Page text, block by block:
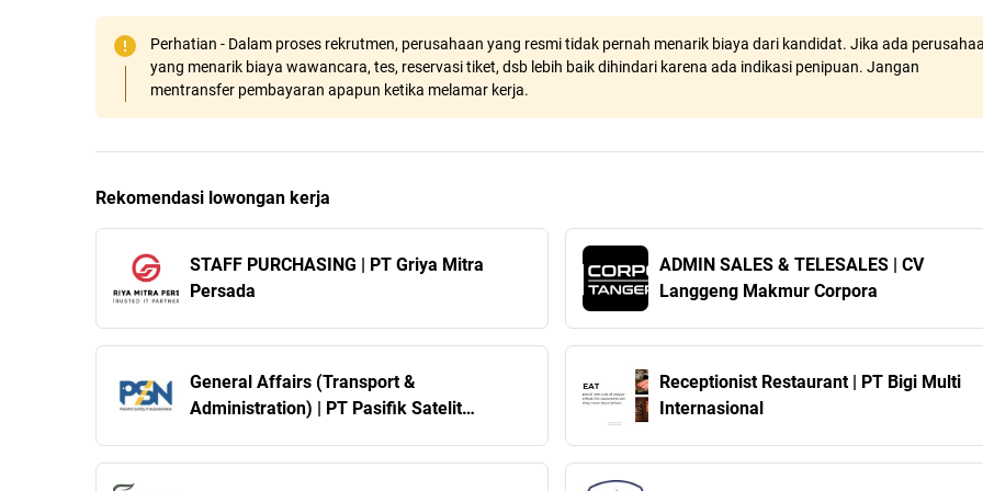
Perhatian - Dalam proses rekrutmen, perusahaan yang resmi tidak pernah menarik biaya dari kandidat. Jika ada
yang menarik biaya wawancara, tes, reservasi tiket, dsb lebih baik dihindari karena ada indikasi penipuan. Jangan
mentransfer pembayaran apapun ketika melamar kerja.
Rekomendasi lowongan kerja
STAFF PURCHASING | PT Griya Mitra
Persada
ADMIN SALES & TELESALES | CV
Langgeng Makmur Corpora
General Affairs (Transport &
Administration) | PT Pasifik Satelit
Receptionist Restaurant | PT Bigi Multi
Internasional